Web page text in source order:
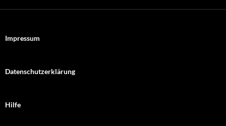
Impressum
Datenschutzerklärung
Hilfe